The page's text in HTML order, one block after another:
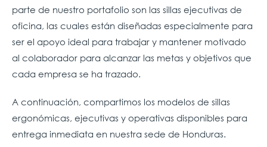
parte de nuestro portafolio son las sillas ejecutivas de
oficina, las cuales están diseñadas especialmente para
ser el apoyo ideal para trabajar y mantener motivado
al colaborador para alcanzar las metas y objetivos que
cada empresa se ha trazado.
A continuación, compartimos los modelos de sillas
ergonómicas, ejecutivas y operativas disponibles para
entrega inmediata en nuestra sede de Honduras.